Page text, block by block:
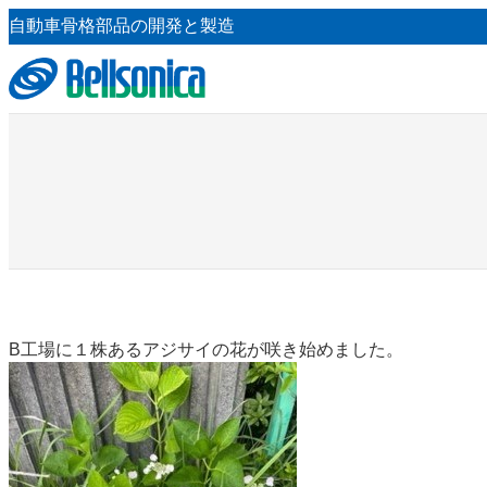
内
容
を
ス
キ
自動車骨格部品の開発と製造
B工場に１株あるアジサイの花が咲き始めました。